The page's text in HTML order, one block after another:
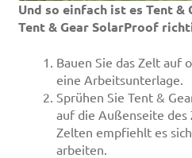
Und so einfach ist es Tent &
Tent & Gear SolarProof
Bauen Sie das Zelt auf
eine Arbeitsunterlage.
Sprühen Sie Tent &
auf die Außenseite des
Zelten empfiehlt es
arbeiten.